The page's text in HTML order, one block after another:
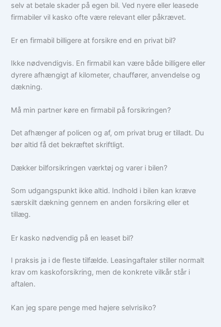
selv at betale skader på egen bil. Ved nyere eller leasede
firmabiler vil kasko ofte være relevant eller påkrævet.
Er en firmabil billigere at forsikre end en privat bil?
Ikke nødvendigvis. En firmabil kan være både billigere eller
dyrere afhængigt af kilometer, chauffører, anvendelse og
dækning.
Må min partner køre en firmabil på forsikringen?
Det afhænger af policen og af, om privat brug er tilladt. Du
bør altid få det bekræftet skriftligt.
Dækker bilforsikringen værktøj og varer i bilen?
Som udgangspunkt ikke altid. Indhold i bilen kan kræve
særskilt dækning gennem en anden forsikring eller et
tillæg.
Er kasko nødvendig på en leaset bil?
I praksis ja i de fleste tilfælde. Leasingaftaler stiller normalt
krav om kaskoforsikring, men de konkrete vilkår står i
aftalen.
Kan jeg spare penge med højere selvrisiko?